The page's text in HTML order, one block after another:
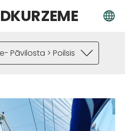
Pāvilosta > Poilsis